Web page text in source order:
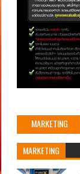
MARKETING
MARKETING